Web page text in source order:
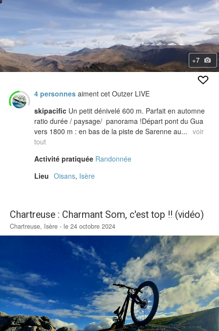
Unmute Loaded:
100.00%
+7
4 personnes aiment cet Outzer LIVE
skipacific Un petit dénivelé 600 m. Parfait en automne
ratio durée / paysage/ panorama !Départ pont du Gua
vers 1800 m : en bas de la piste de Sarenne au... voir
tout
Activité pratiquée Randonnée
Lieu Oisans, Isère
Chartreuse : Charmant Som, c'est top !! (vidéo)
Chartreuse, Isère - le 24 octobre 2024